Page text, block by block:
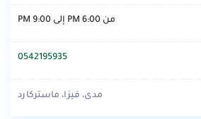
من 6:00 PM إلى 9:00 PM
0542195935
مدى، فيزا، ماستركارد